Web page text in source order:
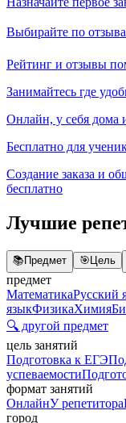
Выбирайте по
Рейтинг и отзывы
Занимайтесь где
Онлайн, у себя дома
Бесплатно для
Создание заказа и
бесплатно
Лучшие
📚Предмет 🎯Цель
предмет
МатематикаРусский
языкФизикаХимия
🔍 другой предмет
цель занятий
Подготовка к ЕГЭ
успеваемости
формат занятий
ОнлайнУ репетитора
город